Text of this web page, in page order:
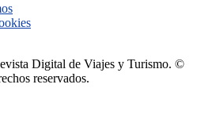
Digital de Viajes y Turismo. ©
reservados.